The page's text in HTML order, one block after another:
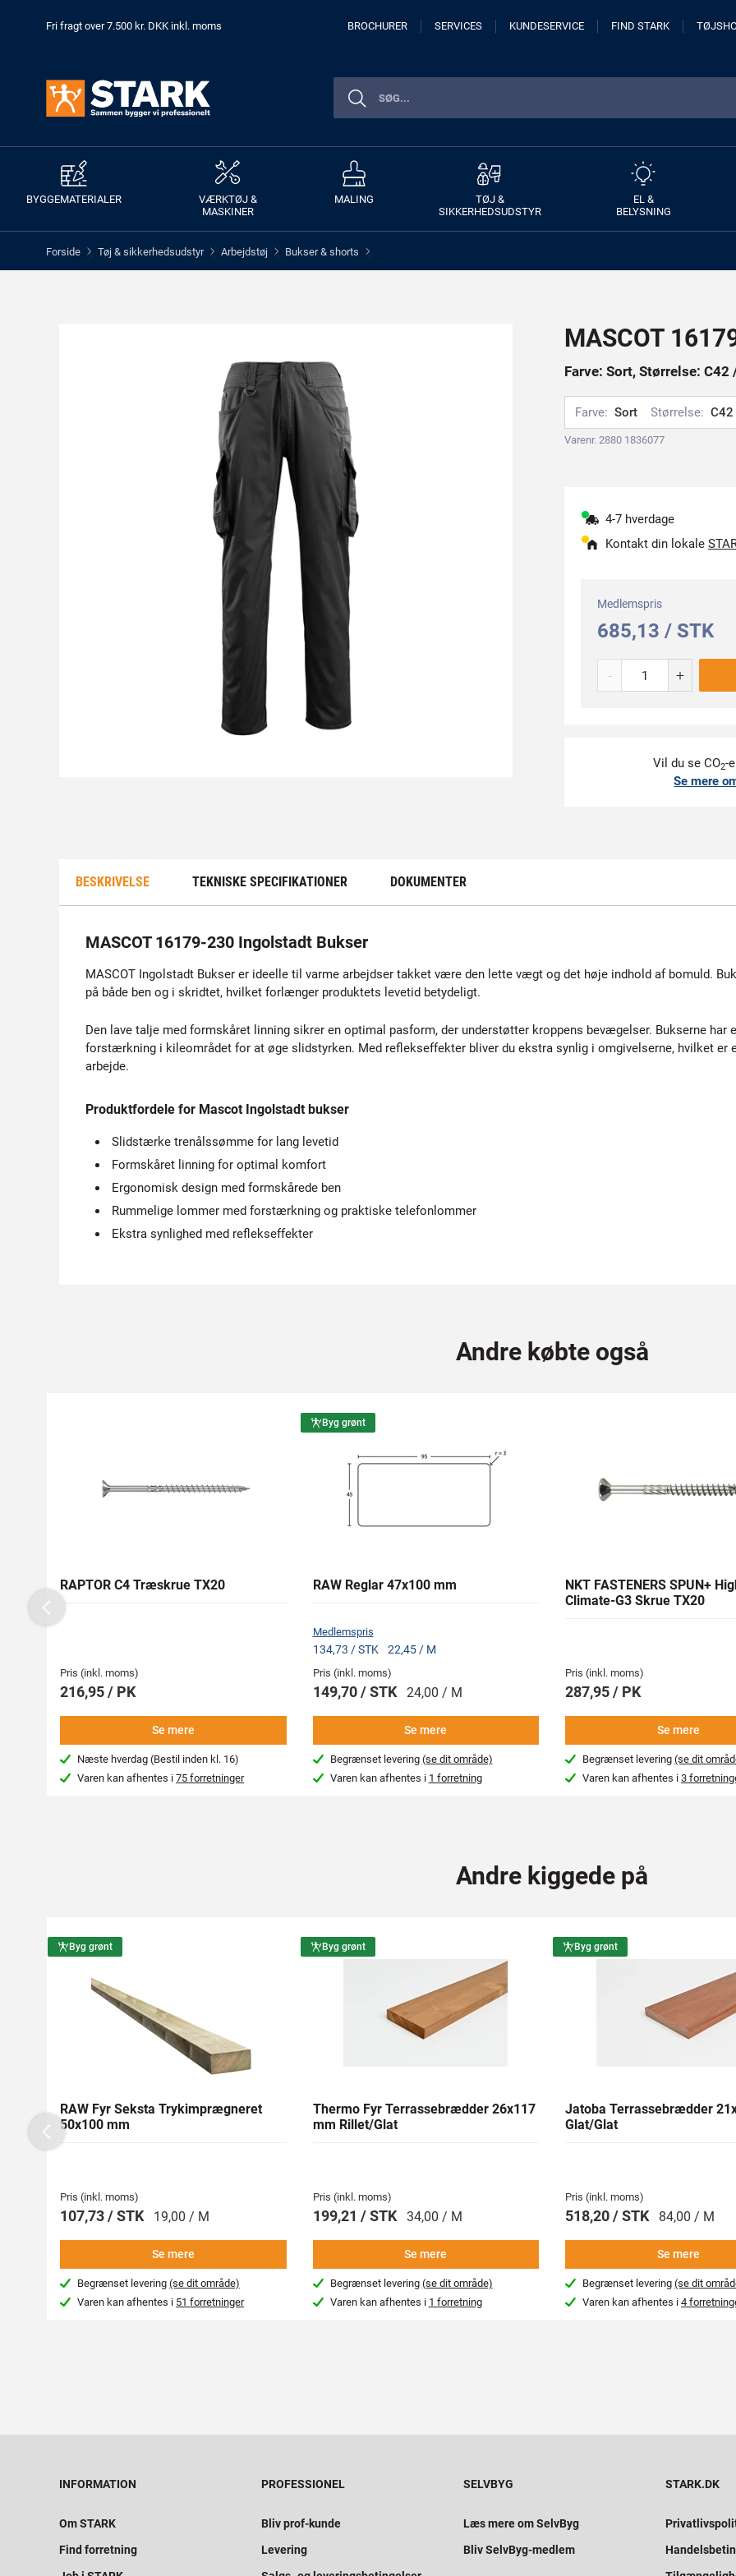
Fri fragt over 7.500 kr. DKK inkl. moms BROCHURER SERVICES KUNDESERVICE FIND STARK
BYGGEMATERIALER
VÆRKTØJ &
MASKINER
MALING
TØJ &
SIKKERHEDSUDSTYR
EL &
BELYSNING
Forside > Tøj & sikkerhedsudstyr > Arbejdstøj > Bukser & shorts >
MASCOT
Farve: Sort, Størrelse: C42
Farve: Sort Størrelse:
Varenr. 2880 1836077
4-7 hverdage
Kontakt din lokale
Medlemspris
685,13 / STK
- +
Vil du se CO2-
Se mere
BESKRIVELSE TEKNISKE SPECIFIKATIONER DOKUMENTER
MASCOT 16179-230 Ingolstadt Bukser
MASCOT Ingolstadt Bukser er ideelle til varme arbejdser takket være den lette vægt og det høje indhold af bomuld.
på både ben og i skridtet, hvilket forlænger produktets levetid betydeligt.
Den lave talje med formskåret linning sikrer en optimal pasform, der understøtter kroppens bevægelser. Bukserne
forstærkning i kileområdet for at øge slidstyrken. Med reflekseffekter bliver du ekstra synlig i omgivelserne, hvilket er
arbejde.
Produktfordele for Mascot Ingolstadt bukser
Slidstærke trenålssømme for lang levetid
Formskåret linning for optimal komfort
Ergonomisk design med formskårede ben
Rummelige lommer med forstærkning og praktiske telefonlommer
Ekstra synlighed med reflekseffekter
Andre købte også
RAPTOR C4 Træskrue TX20
Pris (inkl. moms)
216,95 / PK
Se mere
Næste hverdag (Bestil inden kl. 16)
Varen kan afhentes i75 forretninger
Byg grønt
RAW Reglar 47x100 mm
Medlemspris
134,73 / STK 22,45 / M
Pris (inkl. moms)
149,70 / STK 24,00 / M
Se mere
Begrænset levering (se dit område)
Varen kan afhentes i 1 forretning
NKT FASTENERS SPUN+
Climate-G3 Skrue TX20
Pris (inkl. moms)
287,95 / PK
Se mere
Begrænset levering(se dit
Varen kan afhentes i3
Previous
Andre kiggede på
Byg grønt
RAW Fyr Seksta Trykimprægneret
50x100 mm
Pris (inkl. moms)
107,73 / STK 19,00 / M
Se mere
Begrænset levering(se dit område)
Varen kan afhentes i 51 forretninger
Byg grønt
Thermo Fyr Terrassebrædder 26x117
mm Rillet/Glat
Pris (inkl. moms)
199,21 / STK 34,00 / M
Se mere
Begrænset levering (se dit område)
Varen kan afhentes i 1 forretning
Byg grønt
Jatoba Terrassebrædder
Glat/Glat
Pris (inkl. moms)
518,20 / STK 84,00 / M
Se mere
Begrænset levering(se dit
Varen kan afhentes i4
Previous
INFORMATION
Om STARK
Find forretning
PROFESSIONEL
Bliv prof-kunde
Levering
SELVBYG
Læs mere om SelvByg
Bliv SelvByg-medlem
STARK.DK